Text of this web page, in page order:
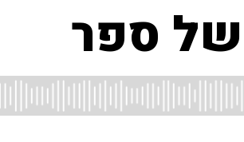
של ספר